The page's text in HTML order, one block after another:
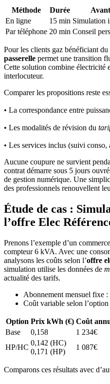
Méthode Durée
En ligne
15 min Simulation
Par téléphone 20 min Conseil
Pour les clients gaz bénéficiant du
passerelle permet une transition
Cette solution combine électricité
interlocuteur.
Comparer les propositions reste
• La correspondance entre
• Les modalités de révision du
• Les services inclus (suivi conso,
Aucune coupure ne survient
contrat démarre sous 5 jours
de gestion numérique. Une
des professionnels renouvellent
Étude de cas :
l’offre Elec
Prenons l’exemple d’un
compteur 6 kVA. Avec une
analysons les coûts selon l’offre
simulation utilise les données de
actualité des tarifs.
Abonnement mensuel fixe :
Coût variable selon
Option Prix kWh (€) Coût
Base
0,158
1 234€
HP/HC
0,142 (HC)
0,171 (HP)
1 087€
Comparons ces résultats avec